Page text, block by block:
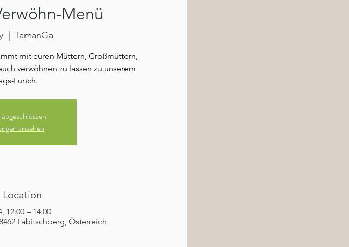
Menü
TamanGa
mit euren Müttern, Großmüttern,
verwöhnen zu lassen zu unserem
Lunch.
ansehen
Location
12:00 – 14:00
Labitschberg, Österreich